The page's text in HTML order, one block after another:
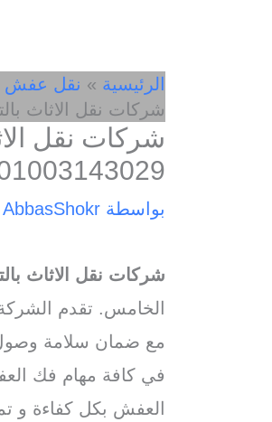
الرئيسية
نقل عفش
شركات نقل الاثاث بالتجمع
شركات نقل
01003143029 – خصم 45
بواسطة AbbasShokr
شركات نقل الاثاث
الخامس. تقدم
مع ضمان سلامة وصول
في كافة مهام فك
العفش بكل كفاءة و